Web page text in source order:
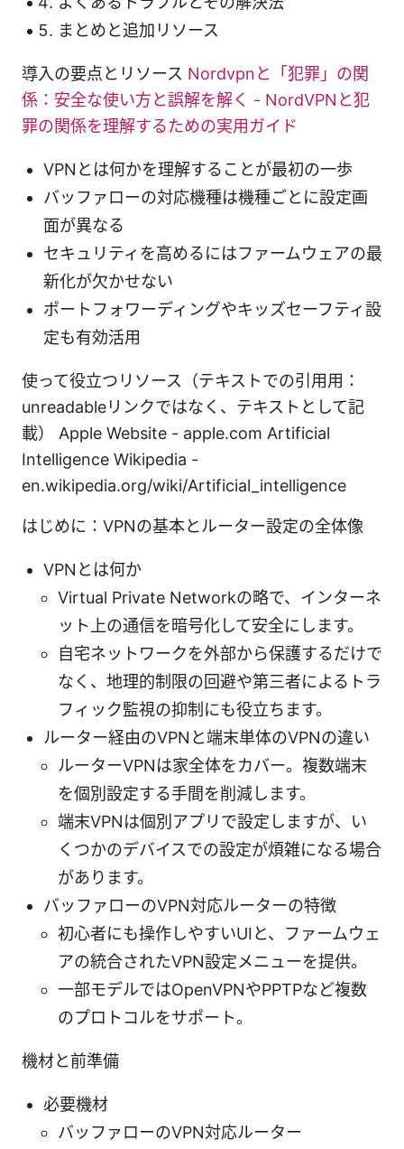
まとめと追加リソース
導入の要点とリソース Nordvpnと「犯罪」の関
係：安全な使い方と誤解を解く - NordVPNと犯
罪の関係を理解するための実用ガイド
VPNとは何かを理解することが最初の一歩
バッファローの対応機種は機種ごとに設定画
面が異なる
セキュリティを高めるにはファームウェアの最
新化が欠かせない
ポートフォワーディングやキッズセーフティ設
定も有効活用
使って役立つリソース（テキストでの引用用：
unreadableリンクではなく、テキストとして記
載） Apple Website - apple.com Artificial
Intelligence Wikipedia -
en.wikipedia.org/wiki/Artificial_intelligence
はじめに：VPNの基本とルーター設定の全体像
VPNとは何か
Virtual Private Networkの略で、インターネ
ット上の通信を暗号化して安全にします。
自宅ネットワークを外部から保護するだけで
なく、地理的制限の回避や第三者によるトラ
フィック監視の抑制にも役立ちます。
ルーター経由のVPNと端末単体のVPNの違い
ルーターVPNは家全体をカバー。複数端末
を個別設定する手間を削減します。
端末VPNは個別アプリで設定しますが、い
くつかのデバイスでの設定が煩雑になる場合
があります。
バッファローのVPN対応ルーターの特徴
初心者にも操作しやすいUIと、ファームウェ
アの統合されたVPN設定メニューを提供。
一部モデルではOpenVPNやPPTPなど複数
のプロトコルをサポート。
機材と前準備
必要機材
バッファローのVPN対応ルーター